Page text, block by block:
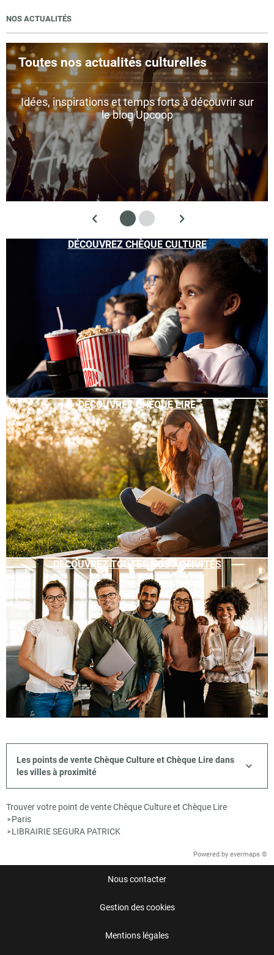
NOS ACTUALITÉS
Toutes nos actualités culturelles
Idées, inspirations et temps forts à découvrir sur
le blog Upcoop
DÉCOUVREZ CHÈQUE CULTURE
DÉCOUVREZ CHÈQUE LIRE
DÉCOUVREZ TOUTES NOS ACTIVITÉS
Les points de vente Chèque Culture et Chèque Lire dans
les villes à proximité
Trouver votre point de vente Chèque Culture et Chèque Lire
> Paris
> LIBRAIRIE SEGURA PATRICK
Powered by evermaps ©
Nous contacter
Gestion des cookies
Mentions légales